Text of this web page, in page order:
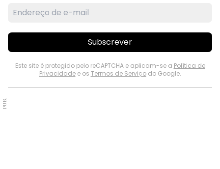
Subscrever
Este site é protegido pelo reCAPTCHA e aplicam-se a Política de
Privacidadee os Termos de Serviçodo Google.
PUB.